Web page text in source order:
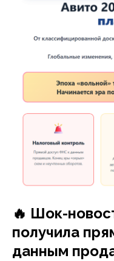
🔥 Шок-
получила
данным